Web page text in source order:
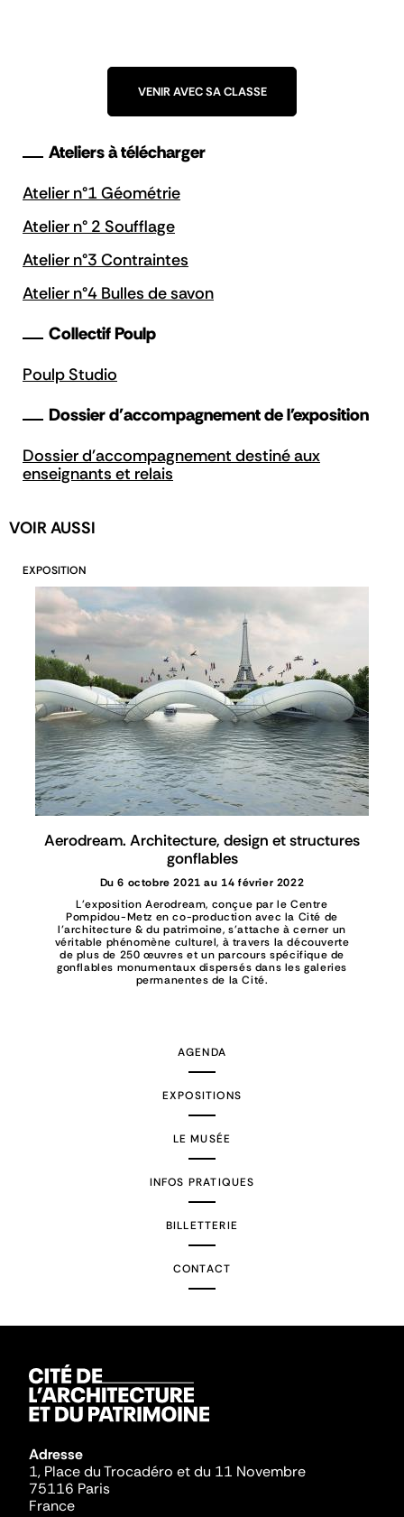
VENIR AVEC SA CLASSE
Ateliers à télécharger
Atelier n°1 Géométrie
Atelier n° 2 Soufflage
Atelier n°3 Contraintes
Atelier n°4 Bulles de savon
Collectif Poulp
Poulp Studio
Dossier d'accompagnement de l'exposition
Dossier d'accompagnement destiné aux
enseignants et relais
VOIR AUSSI
EXPOSITION
Aerodream. Architecture, design et structures
gonflables
Du 6 octobre 2021 au 14 février 2022
L'exposition Aerodream, conçue par le Centre
Pompidou-Metz en co-production avec la Cité de
l’architecture & du patrimoine, s'attache à cerner un
véritable phénomène culturel, à travers la découverte
de plus de 250 œuvres et un parcours spécifique de
gonflables monumentaux dispersés dans les galeries
permanentes de la Cité.
AGENDA
EXPOSITIONS
LE MUSÉE
INFOS PRATIQUES
BILLETTERIE
CONTACT
Adresse
1, Place du Trocadéro et du 11 Novembre
75116 Paris
France